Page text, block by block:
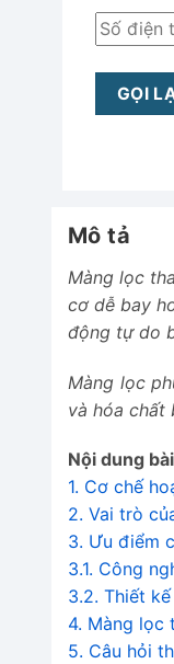
Mô tả
Màng lọc
cơ dễ bay
động tự do
Màng lọc
và hóa chất
Nội dung
1. Cơ chế
2. Vai trò
3. Ưu điểm
3.1. Công
3.2. Thiết
4. Màng lọc
5. Câu hỏi